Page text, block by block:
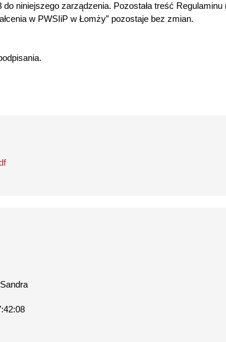
do niniejszego zarządzenia. Pozostała treść
w PWSIiP w Łomży” pozostaje bez zmian.